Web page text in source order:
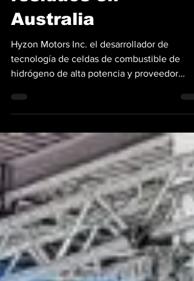
residuos en
Hyzon Motors Inc. el desarrollador de
tecnología de celdas de combustible de
global de vehículos...